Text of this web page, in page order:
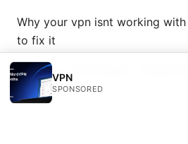
Why your vpn isnt working
to fix it
Nodrama VPN大揭秘：在加拿大
实用资源
VPN
SPONSORED